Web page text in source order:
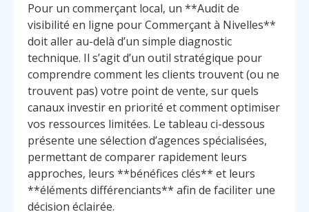
Pour un commerçant local, un **Audit de
visibilité en ligne pour Commerçant à Nivelles**
doit aller au-delà d’un simple diagnostic
technique. Il s’agit d’un outil stratégique pour
comprendre comment les clients trouvent (ou ne
trouvent pas) votre point de vente, sur quels
canaux investir en priorité et comment optimiser
vos ressources limitées. Le tableau ci-dessous
présente une sélection d’agences spécialisées,
permettant de comparer rapidement leurs
approches, leurs **bénéfices clés** et leurs
**éléments différenciants** afin de faciliter une
décision éclairée.